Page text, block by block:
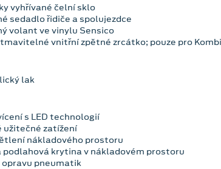
vyhřívané čelní sklo
sedadlo řidiče a spolujezdce
volant ve vinylu Sensico
vnitřní zpětné zrcátko; pouze pro Kombi
lak
s LED technologií
užitečné zatížení
nákladového prostoru
podlahová krytina v nákladovém prostoru
opravu pneumatik